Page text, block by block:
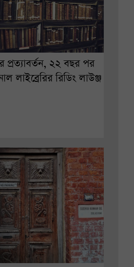
প্রত্যাবর্তন, ২২ বছর পর
লাইব্রেরির রিডিং লাউঞ্জ